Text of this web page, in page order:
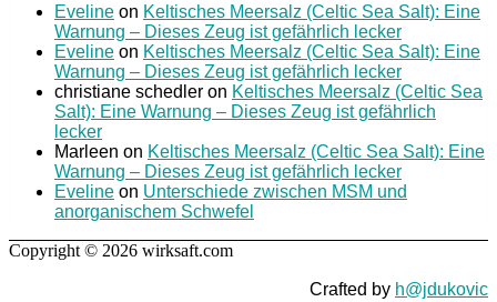
Eveline on Keltisches Meersalz (Celtic Sea Salt): Eine
Warnung – Dieses Zeug ist gefährlich lecker
Eveline on Keltisches Meersalz (Celtic Sea Salt): Eine
Warnung – Dieses Zeug ist gefährlich lecker
christiane schedler on Keltisches Meersalz (Celtic Sea
Salt): Eine Warnung – Dieses Zeug ist gefährlich
lecker
Marleen on Keltisches Meersalz (Celtic Sea Salt): Eine
Warnung – Dieses Zeug ist gefährlich lecker
Eveline on Unterschiede zwischen MSM und
anorganischem Schwefel
Copyright © 2026 wirksaft.com
Crafted by h@jdukovic